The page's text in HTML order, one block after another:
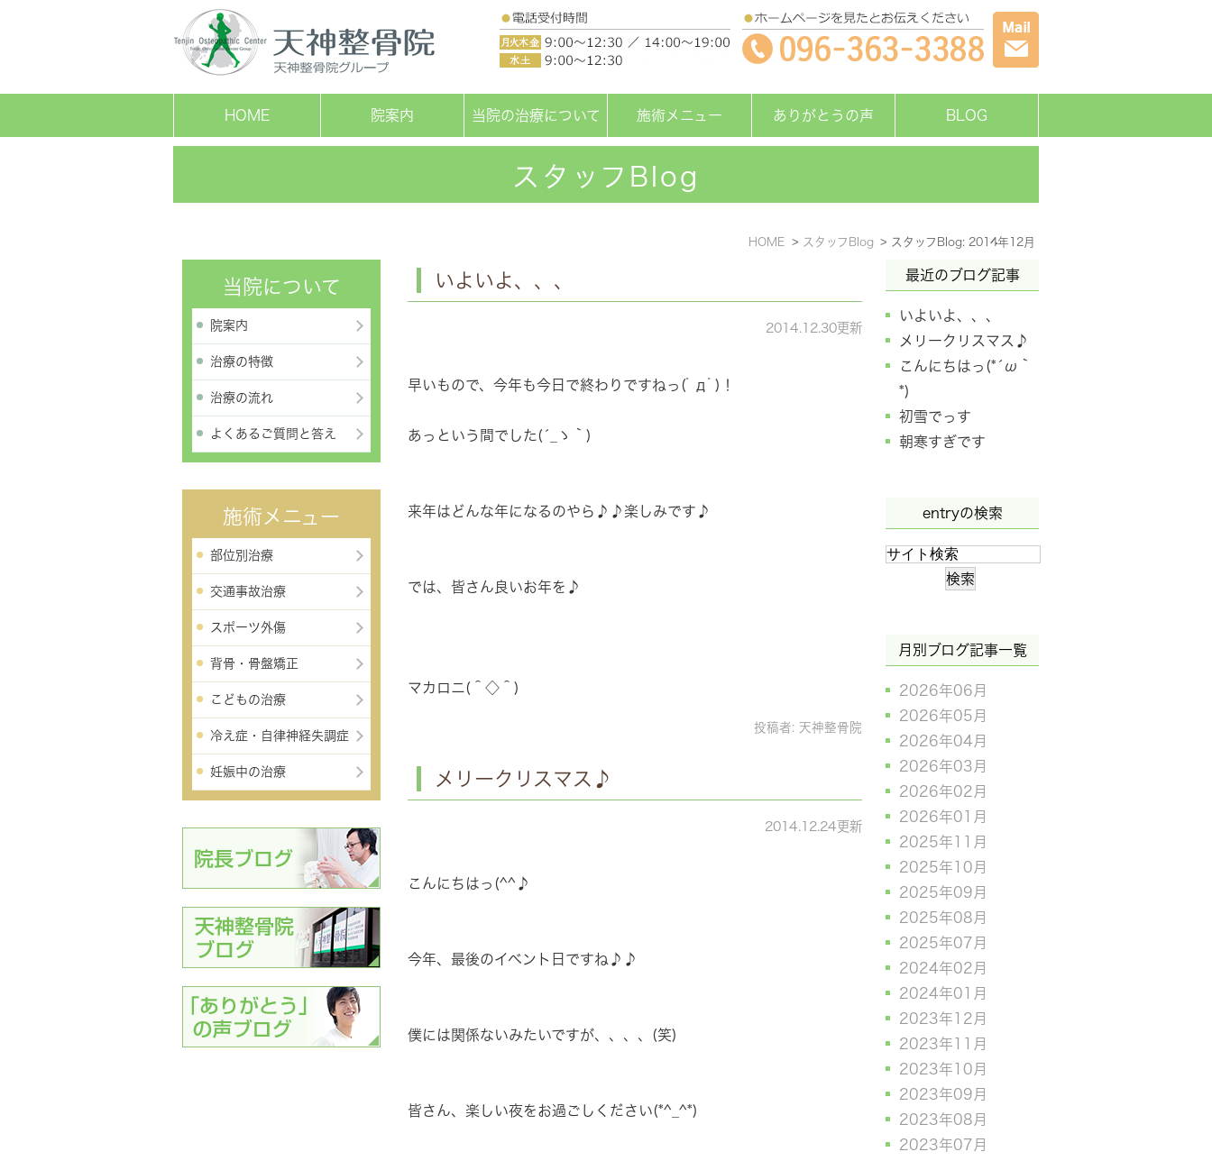
HOME 院案内 当院の治療について 施術メニュー ありがとうの声 BLOG
スタッフBlog
HOME スタッフBlog スタッフBlog: 2014年12月
いよいよ、、、
2014.12.30更新
早いもので、今年も今日で終わりですねっ(ﾟдﾟ)！
あっという間でした(´_ゝ｀)
来年はどんな年になるのやら♪♪楽しみです♪
では、皆さん良いお年を♪
マカロニ(＾◇＾)
投稿者: 天神整骨院
メリークリスマス♪
2014.12.24更新
こんにちはっ(^^♪
今年、最後のイベント日ですね♪♪
僕には関係ないみたいですが、、、、(笑)
皆さん、楽しい夜をお過ごしください(*^_^*)
最近のブログ記事
いよいよ、、、
メリークリスマス♪
こんにちはっ(*´ω｀
*)
初雪でっす
朝寒すぎです
entryの検索
月別ブログ記事一覧
2026年06月
2026年05月
2026年04月
2026年03月
2026年02月
2026年01月
2025年11月
2025年10月
2025年09月
2025年08月
2025年07月
2024年02月
2024年01月
2023年12月
2023年11月
2023年10月
2023年09月
2023年08月
2023年07月
当院について
院案内
治療の特徴
治療の流れ
よくあるご質問と答え
施術メニュー
部位別治療
交通事故治療
スポーツ外傷
背骨・骨盤矯正
こどもの治療
冷え症・自律神経失調症
妊娠中の治療